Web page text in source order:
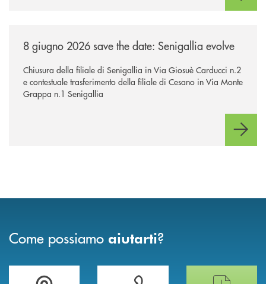
8 giugno 2026 save the date: Senigallia evolve
Chiusura della filiale di Senigallia in Via Giosuè Carducci n.2
e contestuale trasferimento della filiale di Cesano in Via Monte
Grappa n.1 Senigallia
Come possiamo aiutarti?
Trova la filiale più vicina a teHai bisogno di assistenza immediata ?
Hai bisogno di